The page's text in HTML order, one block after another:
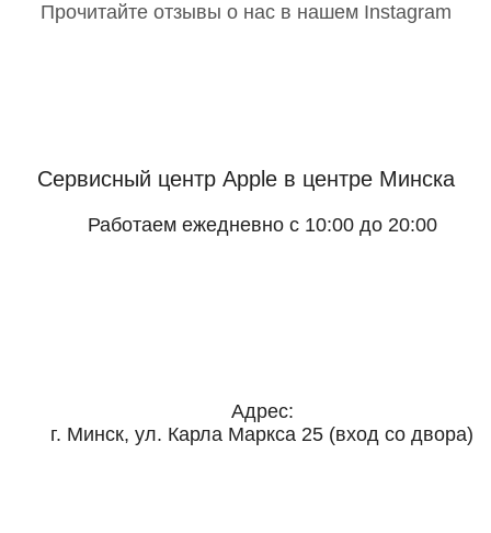
Прочитайте отзывы о нас в нашем Instagram
Сервисный центр Appleв центре Минска
Работаем ежедневно с 10:00 до 20:00
Адрес:
г. Минск, ул. Карла Маркса 25 (вход со двора)